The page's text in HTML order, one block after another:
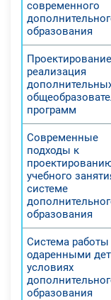
современного
образования
реализация
программ
Современные
подходы к
учебного
системе
образования
Система работы
одаренными
условиях
образования